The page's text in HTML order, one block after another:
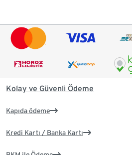
Kolay ve Güvenli Ödeme
Kapıda ödeme
Kredi Kartı / Banka Kartı